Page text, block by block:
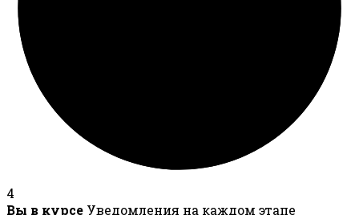
4
Вы в курсе Уведомления на каждом этапе